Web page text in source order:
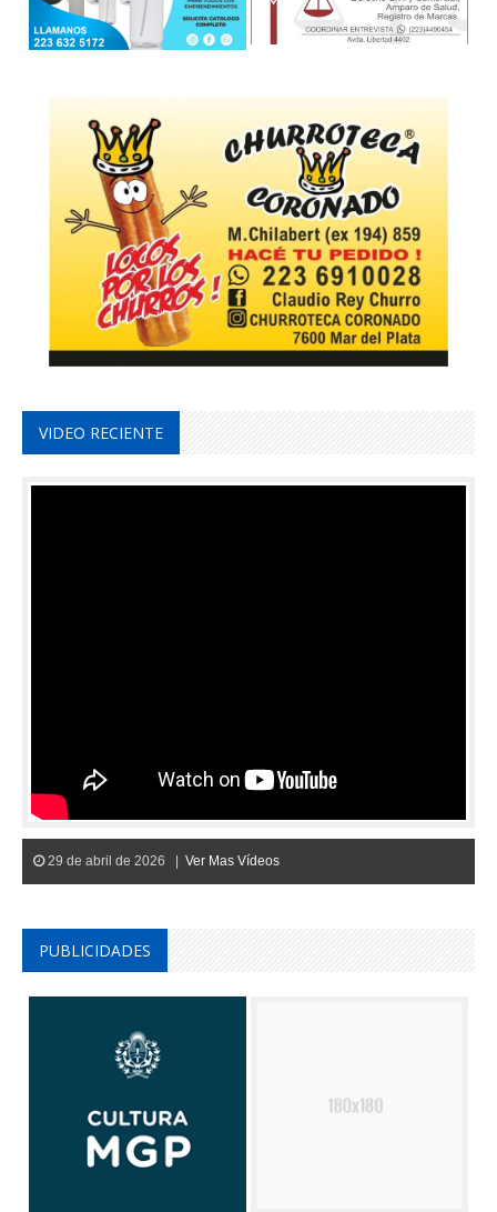
VIDEO RECIENTE
29 de abril de 2026 | Ver Mas Vídeos
PUBLICIDADES